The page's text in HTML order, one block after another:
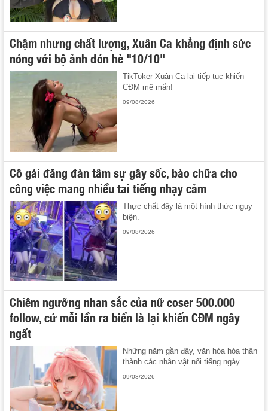
Chậm nhưng chất lượng, Xuân Ca khẳng định sức
nóng với bộ ảnh đón hè "10/10"
TikToker Xuân Ca lại tiếp tục khiến
CĐM mê mẩn!
09/08/2026
Cô gái đăng đàn tâm sự gây sốc, bào chữa cho
công việc mang nhiều tai tiếng nhạy cảm
Thực chất đây là một hình thức ngụy
biện.
09/08/2026
Chiêm ngưỡng nhan sắc của nữ coser 500.000
follow, cứ mỗi lần ra biển là lại khiến CĐM ngây
ngất
Những năm gần đây, văn hóa hóa thân
thành các nhân vật nổi tiếng ngày ...
09/08/2026